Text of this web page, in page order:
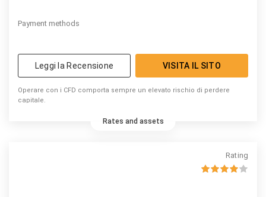
Payment methods
Leggi la Recensione VISITA IL SITO
Operare con i CFD comporta sempre un elevato rischio di perdere
capitale.
Rates and assets
Rating